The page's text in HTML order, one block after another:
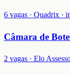
6 vagas · Quadrix ·
Câmara de
2 vagas · Elo